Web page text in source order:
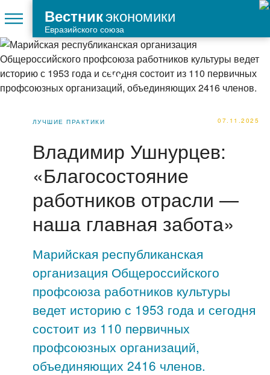
Вестникэкономики
Евразийского союза
ЛУЧШИЕ ПРАКТИКИ 07.11.2025
Владимир Ушнурцев:
«Благосостояние
работников отрасли —
наша главная забота»
Марийская республиканская
организация Общероссийского
профсоюза работников культуры
ведет историю с 1953 года и сегодня
состоит из 110 первичных
профсоюзных организаций,
объединяющих 2416 членов.